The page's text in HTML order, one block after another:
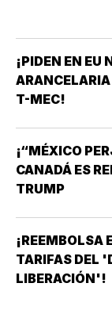
¡PIDEN EN EU
T-MEC!
¡“MÉXICO
CANADÁ ES
TRUMP
¡REEMBOLSA
TARIFAS DEL
LIBERACIÓN'!